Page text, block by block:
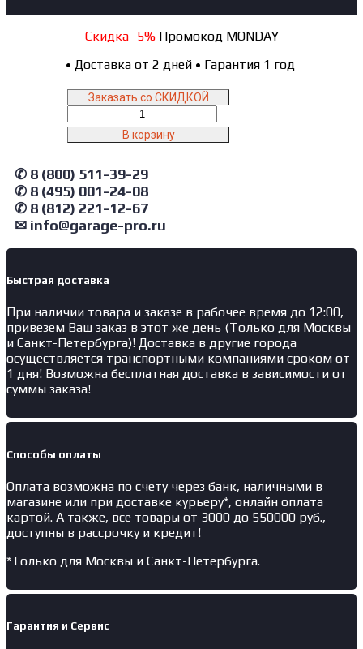
Скидка -5%Промокод MONDAY
• Доставка от 2 дней • Гарантия 1 год
Заказать со СКИДКОЙ
товара
46TRKEM
Станок
шиномонтажный
мобильный
для
грузовых
авто
В корзину
✆ 8 (800) 511-39-29
✆ 8 (495) 001-24-08
✆ 8 (812) 221-12-67
✉ info@garage-pro.ru
Быстрая доставка
При наличии товара и заказе в рабочее время до 12:00,
привезем Ваш заказ в этот же день (Только для Москвы
и Санкт-Петербурга)! Доставка в другие города
осуществляется транспортными компаниями сроком от
1 дня! Возможна бесплатная доставка в зависимости от
суммы заказа!
Способы оплаты
Оплата возможна по счету через банк, наличными в
магазине или при доставке курьеру*, онлайн оплата
картой. А также, все товары от 3000 до 550000 руб.,
доступны в рассрочку и кредит!
*Только для Москвы и Санкт-Петербурга.
Гарантия и Сервис